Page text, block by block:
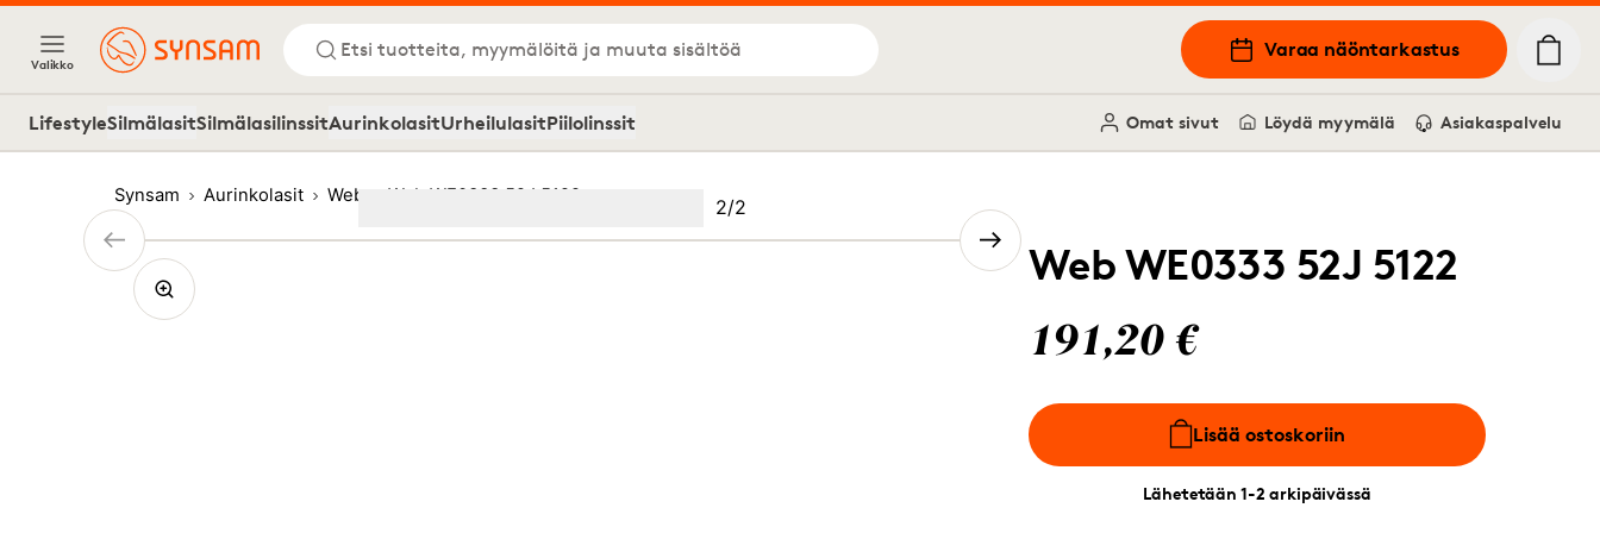
Valikko
Etsi tuotteita, myymälöitä ja muuta sisältöä Varaa näöntarkastus
LifestyleSilmälasitSilmälasilinssitAurinkolasitUrheilulasitPiilolinssit Omat sivut Löydä myymälä Asiakaspalvelu
Synsam Aurinkolasit Web Web WE0333 52J 5122
Web WE0333 52J 5122
191,20 €
Lisää ostoskoriin
Lähetetään 1-2 arkipäivässä
Kuva
2/2
(Current image)